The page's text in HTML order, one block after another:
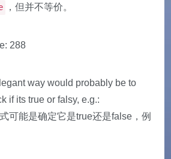
，但并不等价。
288
way would probably be to
if its true or falsy, e.g.:
可能是确定它是true还是false，例